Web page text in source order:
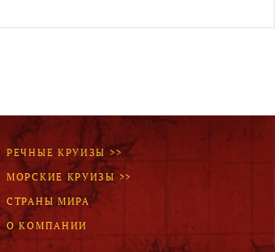
регулярные инспекции отелей,
посещают семинары и
рекламные туры.
РЕЧНЫЕ КРУИЗЫ >>
МОРСКИЕ КРУИЗЫ >>
СТРАНЫ МИРА
О КОМПАНИИ